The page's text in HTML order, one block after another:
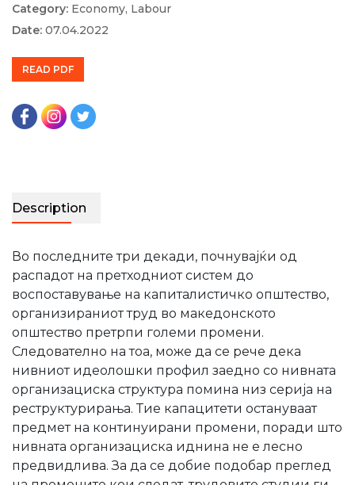
Category: Economy, Labour
Date: 07.04.2022
READ PDF
Description
Во последните три декади, почнувајќи од
распадот на претходниот систем до
воспоставување на капиталистичко општество,
организираниот труд во македонското
општество претрпи големи промени.
Следователно на тоа, може да се рече дека
нивниот идеолошки профил заедно со нивната
организациска структура помина низ серија на
реструктурирања. Тие капацитети остануваат
предмет на континуирани промени, поради што
нивната организациска иднина не е лесно
предвидлива. За да се добие подобар преглед